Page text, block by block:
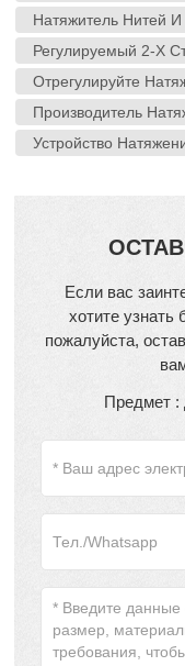
Натяжитель Нитей
Регулируемый 2-Х
Отрегулируйте
Производитель
Устройство
Если вас
хотите
пожалуйста,
Предмет :